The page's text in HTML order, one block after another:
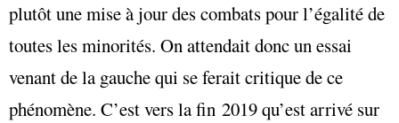
plutôt une mise à jour des combats pour l’égalité de
toutes les minorités. On attendait donc un essai
venant de la gauche qui se ferait critique de ce
phénomène. C’est vers la fin 2019 qu’est arrivé sur